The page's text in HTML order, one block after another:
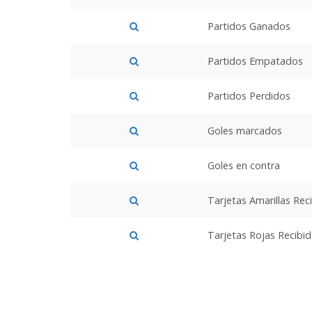
Partidos Ganados
Partidos Empatados
Partidos Perdidos
Goles marcados
Goles en contra
Tarjetas Amarillas
Tarjetas Rojas